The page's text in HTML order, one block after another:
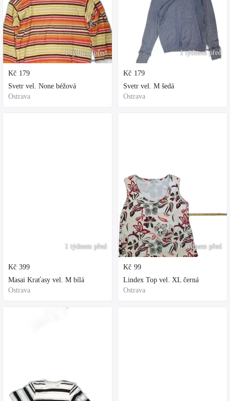
1 týdnem před
Kč 179
Svetr vel. None béžová
Ostrava
1 týdnem před
Kč 399
Masai Kraťasy vel. M bílá
Ostrava
1 týdnem před
Kč 179
Svetr vel. M šedá
Ostrava
1 týdnem před
Kč 99
Lindex Top vel. XL černá
Ostrava